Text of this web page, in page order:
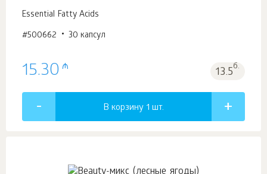
Essential Fatty Acids
#500662 30 капсул
15.30 ₼ 13.5б.
В корзину 1 шт.